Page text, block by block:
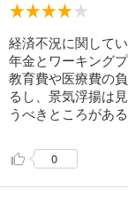
経済不況に関して
年金とワーキング
教育費や医療費の
るし、景気浮揚は
うべきところがあ
0